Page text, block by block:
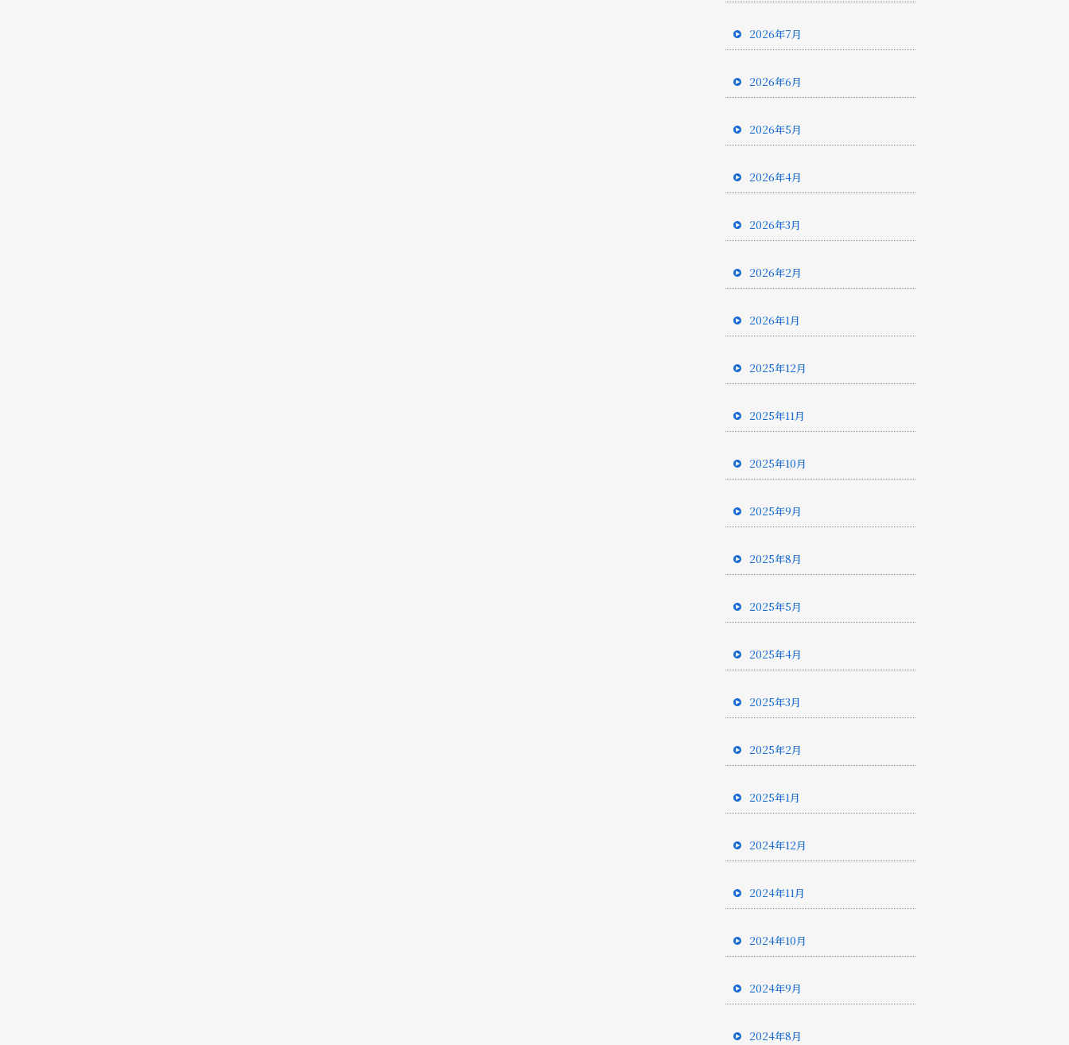
2026年7月
2026年6月
2026年5月
2026年4月
2026年3月
2026年2月
2026年1月
2025年12月
2025年11月
2025年10月
2025年9月
2025年8月
2025年5月
2025年4月
2025年3月
2025年2月
2025年1月
2024年12月
2024年11月
2024年10月
2024年9月
2024年8月